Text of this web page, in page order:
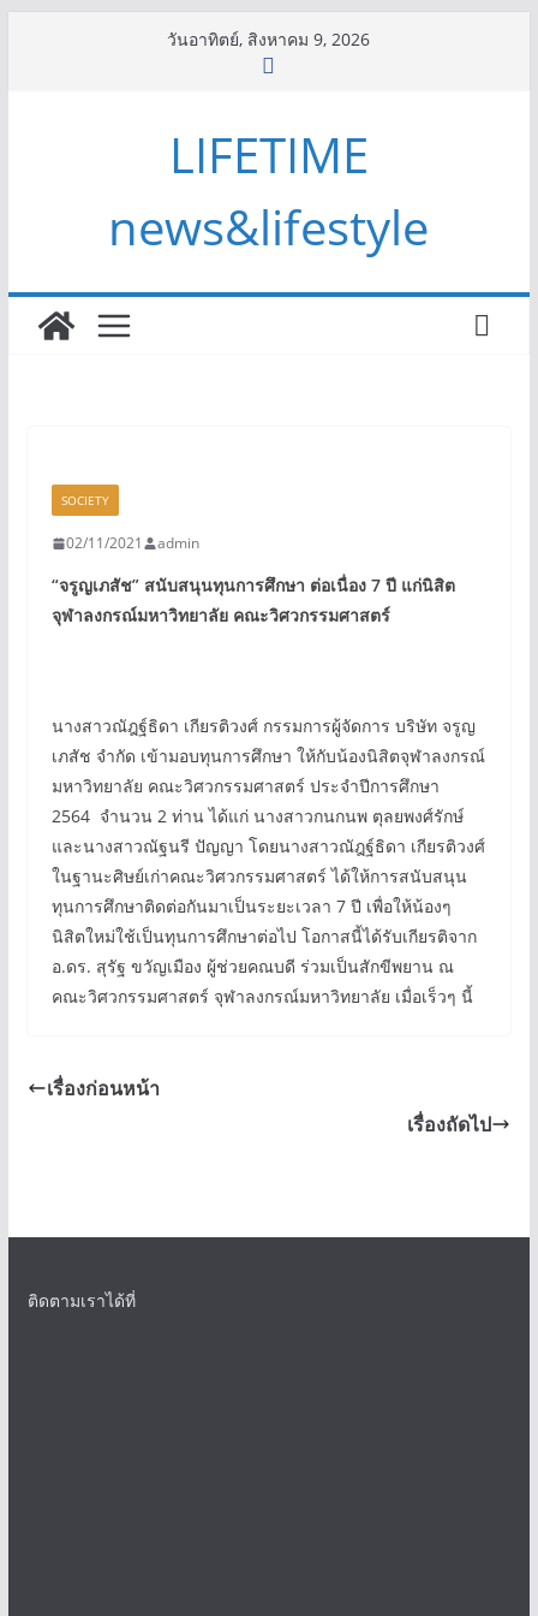
วันอาทิตย์, สิงหาคม 9, 2026
LIFETIME
news&lifestyle
SOCIETY
02/11/2021 admin
“จรูญเภสัช” สนับสนุนทุนการศึกษา ต่อเนื่อง 7ปี แก่นิสิต
จุฬาลงกรณ์มหาวิทยาลัย คณะวิศวกรรมศาสตร์
นางสาวณัฎฐ์ธิดา เกียรติวงศ์ กรรมการผู้จัดการ บริษัท จรูญ
เภสัช จำกัด เข้ามอบทุนการศึกษา ให้กับน้องนิสิตจุฬาลงกรณ์
มหาวิทยาลัย คณะวิศวกรรมศาสตร์ ประจำปีการศึกษา
2564 จำนวน 2 ท่าน ได้แก่ นางสาวกนกนพ ตุลยพงศ์รักษ์
และนางสาวณัฐนรี ปัญญา โดยนางสาวณัฎฐ์ธิดา เกียรติวงศ์
ในฐานะศิษย์เก่าคณะวิศวกรรมศาสตร์ ได้ให้การสนับสนุน
ทุนการศึกษาติดต่อกันมาเป็นระยะเวลา 7 ปี เพื่อให้น้องๆ
นิสิตใหม่ใช้เป็นทุนการศึกษาต่อไป โอกาสนี้ได้รับเกียรติจาก
อ.ดร. สุรัฐ ขวัญเมือง ผู้ช่วยคณบดี ร่วมเป็นสักขีพยาน ณ
คณะวิศวกรรมศาสตร์ จุฬาลงกรณ์มหาวิทยาลัย เมื่อเร็วๆ นี้
เรื่องก่อนหน้า
เรื่องถัดไป
ติดตามเราได้ที่